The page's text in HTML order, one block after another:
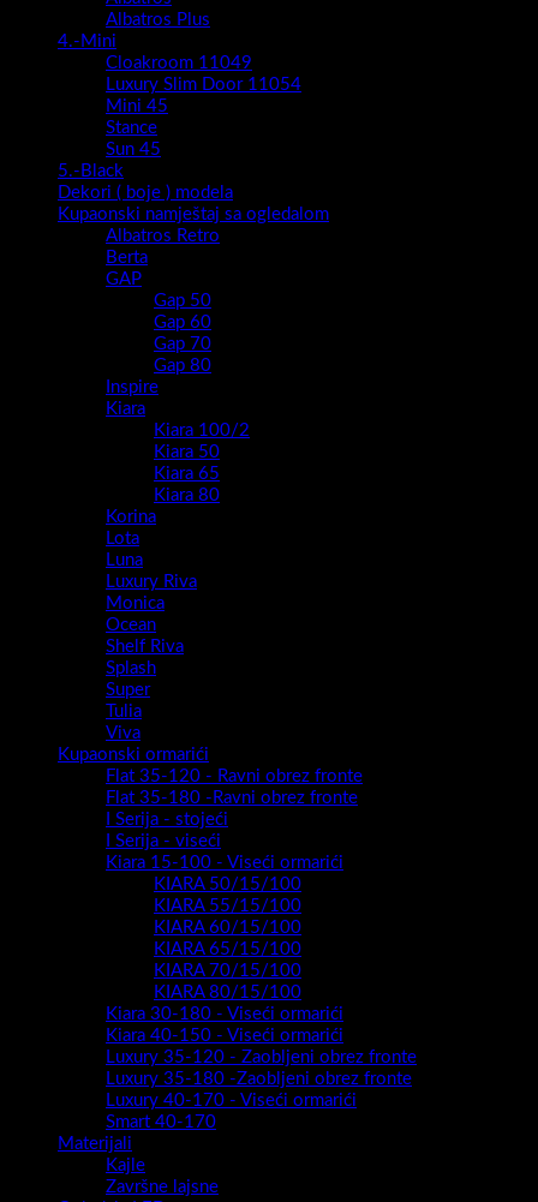
Albatros Plus
4.-Mini
Cloakroom 11049
Luxury Slim Door 11054
Mini 45
Stance
Sun 45
5.-Black
Dekori ( boje ) modela
Kupaonski namještaj sa ogledalom
Albatros Retro
Berta
GAP
Gap 50
Gap 60
Gap 70
Gap 80
Inspire
Kiara
Kiara 100/2
Kiara 50
Kiara 65
Kiara 80
Korina
Lota
Luna
Luxury Riva
Monica
Ocean
Shelf Riva
Splash
Super
Tulia
Viva
Kupaonski ormarići
Flat 35-120 - Ravni obrez fronte
Flat 35-180 -Ravni obrez fronte
I Serija - stojeći
I Serija - viseći
Kiara 15-100 - Viseći ormarići
KIARA 50/15/100
KIARA 55/15/100
KIARA 60/15/100
KIARA 65/15/100
KIARA 70/15/100
KIARA 80/15/100
Kiara 30-180 - Viseći ormarići
Kiara 40-150 - Viseći ormarići
Luxury 35-120 - Zaobljeni obrez fronte
Luxury 35-180 -Zaobljeni obrez fronte
Luxury 40-170 - Viseći ormarići
Smart 40-170
Materijali
Kajle
Završne lajsne